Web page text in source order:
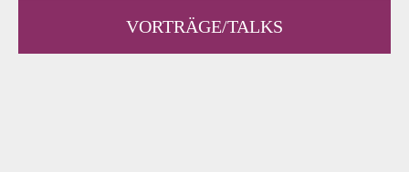
VORTRÄGE/TALKS